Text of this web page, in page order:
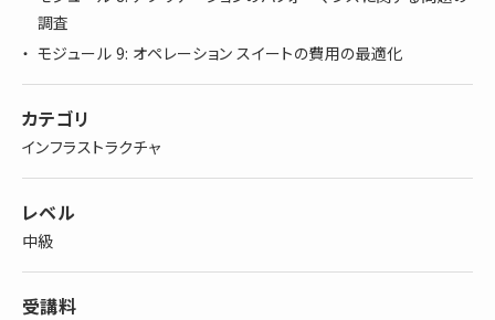
調査
モジュール 9: オペレーション スイートの費用の最適化
カテゴリ
インフラストラクチャ
レベル
中級
受講料